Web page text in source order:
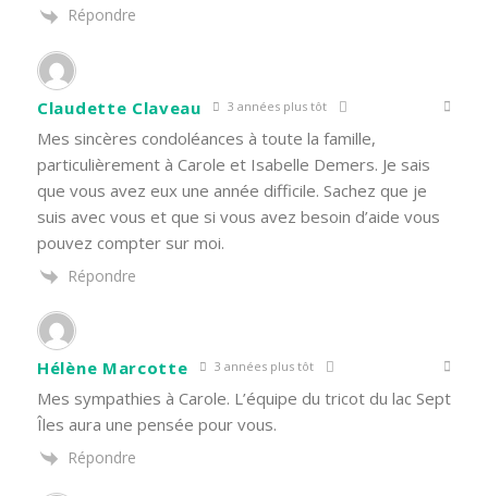
Répondre
Claudette Claveau 3 années plus tôt
Mes sincères condoléances à toute la famille,
particulièrement à Carole et Isabelle Demers. Je sais
que vous avez eux une année difficile. Sachez que je
suis avec vous et que si vous avez besoin d’aide vous
pouvez compter sur moi.
Répondre
Hélène Marcotte 3 années plus tôt
Mes sympathies à Carole. L’équipe du tricot du lac Sept
Îles aura une pensée pour vous.
Répondre